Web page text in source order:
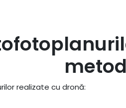
realizate cu dronă: